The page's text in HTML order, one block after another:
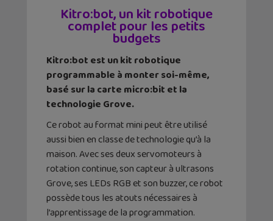
Kitro:bot, un kit robotique
complet pour les petits
budgets
Kitro:bot est un kit robotique
programmable à monter soi-même,
basé sur la carte micro:bit et la
technologie Grove.
Ce robot au format mini peut être utilisé
aussi bien en classe de technologie qu’à la
maison. Avec ses deux servomoteurs à
rotation continue, son capteur à ultrasons
Grove, ses LEDs RGB et son buzzer, ce robot
possède tous les atouts nécessaires à
l’apprentissage de la programmation.